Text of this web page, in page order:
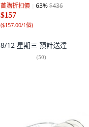
首購折扣價 63%$436
$157
($157.00/1個)
8/12 星期三 預計送達
(50)